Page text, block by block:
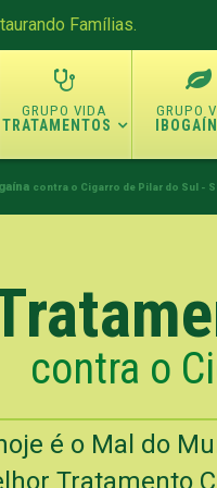
Famílias.
TRATAMENTOS
contra o Cigarro de Pilar do Sul -
contra o
é o Mal do
Tratamento